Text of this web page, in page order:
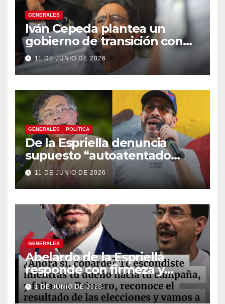
GENERALES
Iván Cepeda plantea un
gobierno de transición con
énfasis en el empalme
institucional y una eventual
constituyente
11 DE JUNIO DE 2026
GENERALES POLÍTICA
De la Espriella denuncia
supuesto “autoatentado
legislativo” tras decisión de
suspender provisionalmente
a Petro
11 DE JUNIO DE 2026
GENERALES
Abelardo de la Espriella
responde con firmeza y
fortalece su imagen de
liderazgo ante la controversia
1 DE JUNIO DE 2026